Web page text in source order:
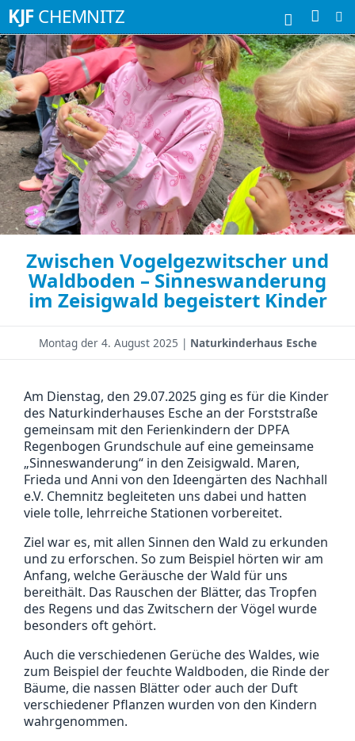
KJF CHEMNITZ Suchbegriffe
Zwischen Vogelgezwitscher und
Waldboden – Sinneswanderung
im Zeisigwald begeistert Kinder
Montag der 4. August 2025 | Naturkinderhaus Esche
Am Dienstag, den 29.07.2025 ging es für die Kinder
des Naturkinderhauses Esche an der Forststraße
gemeinsam mit den Ferienkindern der DPFA
Regenbogen Grundschule auf eine gemeinsame
„Sinneswanderung“ in den Zeisigwald. Maren,
Frieda und Anni von den Ideengärten des Nachhall
e.V. Chemnitz begleiteten uns dabei und hatten
viele tolle, lehrreiche Stationen vorbereitet.
Ziel war es, mit allen Sinnen den Wald zu erkunden
und zu erforschen. So zum Beispiel hörten wir am
Anfang, welche Geräusche der Wald für uns
bereithält. Das Rauschen der Blätter, das Tropfen
des Regens und das Zwitschern der Vögel wurde
besonders oft gehört.
Auch die verschiedenen Gerüche des Waldes, wie
zum Beispiel der feuchte Waldboden, die Rinde der
Bäume, die nassen Blätter oder auch der Duft
verschiedener Pflanzen wurden von den Kindern
wahrgenommen.